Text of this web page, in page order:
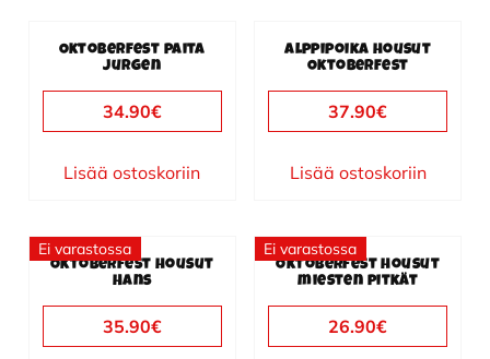
Oktoberfest paita
Jurgen
34.90€
Lisää ostoskoriin
Alppipoika housut
Oktoberfest
37.90€
Lisää ostoskoriin
Ei varastossa
Oktoberfest housut
Hans
35.90€
Ei varastossa
Oktoberfest housut
miesten pitkät
26.90€